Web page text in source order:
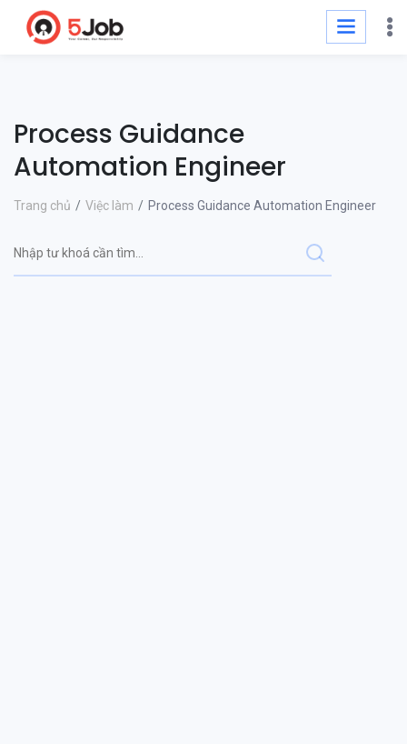
Process Guidance
Automation Engineer
Trang chủ Việc làm Process Guidance Automation Engineer